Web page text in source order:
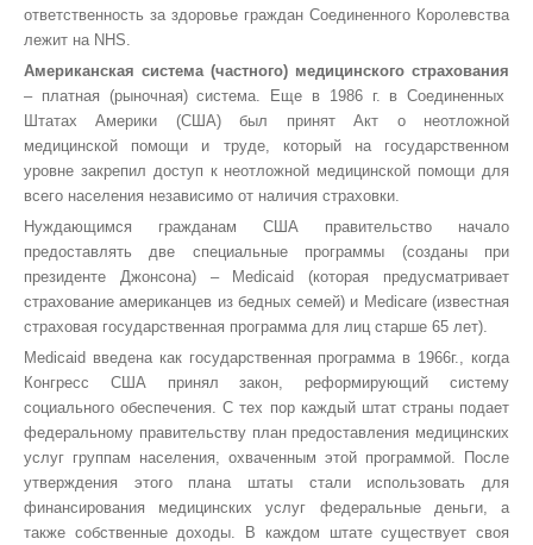
ответственность за здоровье граждан Соединенного Королевства
лежит на NHS.
Американская система (частного) медицинского страхования
– платная (рыночная) система. Еще в 1986 г. в Соединенных
Штатах Америки (США) был принят Акт о неотложной
медицинской помощи и труде, который на государственном
уровне закрепил доступ к неотложной медицинской помощи для
всего населения независимо от наличия страховки.
Нуждающимся гражданам США правительство начало
предоставлять две специальные программы (созданы при
президенте Джонсона) – Medicaid (которая предусматривает
страхование американцев из бедных семей) и Medicare (известная
страховая государственная программа для лиц старше 65 лет).
Medicaid введена как государственная программа в 1966г., когда
Конгресс США принял закон, реформирующий систему
социального обеспечения. С тех пор каждый штат страны подает
федеральному правительству план предоставления медицинских
услуг группам населения, охваченным этой программой. После
утверждения этого плана штаты стали использовать для
финансирования медицинских услуг федеральные деньги, а
также собственные доходы. В каждом штате существует своя